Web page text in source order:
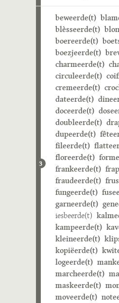
3
beweerde(t)
blèsseerde(t)
boereerde(t)
boezjeerde(t)
charmeerde(t)
circuleerde(t)
cremeerde(t)
dateerde(t)
doceerde(t)
doubleerde(t)
dupeerde(t)
fileerde(t)
floreerde(t)
frankeerde(t)
fraudeerde(t)
fungeerde(t)
garneerde(t)
iesbeerde(t)
kampeerde(t)
kleineerde(t)
kopiëerde(t)
logeerde(t)
marcheerde(t)
maskeerde(t)
moveerde(t)